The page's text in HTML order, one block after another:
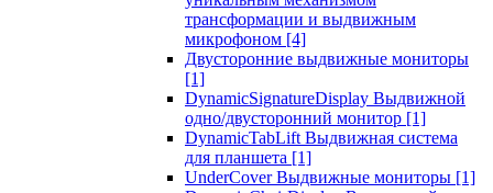
трансформации и выдвижным
микрофоном [4]
Двусторонние выдвижные мониторы
[1]
DynamicSignatureDisplay Выдвижной
одно/двусторонний монитор [1]
DynamicTabLift Выдвижная система
для планшета [1]
UnderCover Выдвижные мониторы [1]